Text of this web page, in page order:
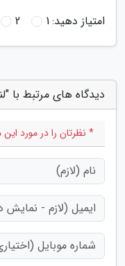
امتیاز دهید:1
2
دیدگاه های مرتبط با
* نظرتان را در مورد این